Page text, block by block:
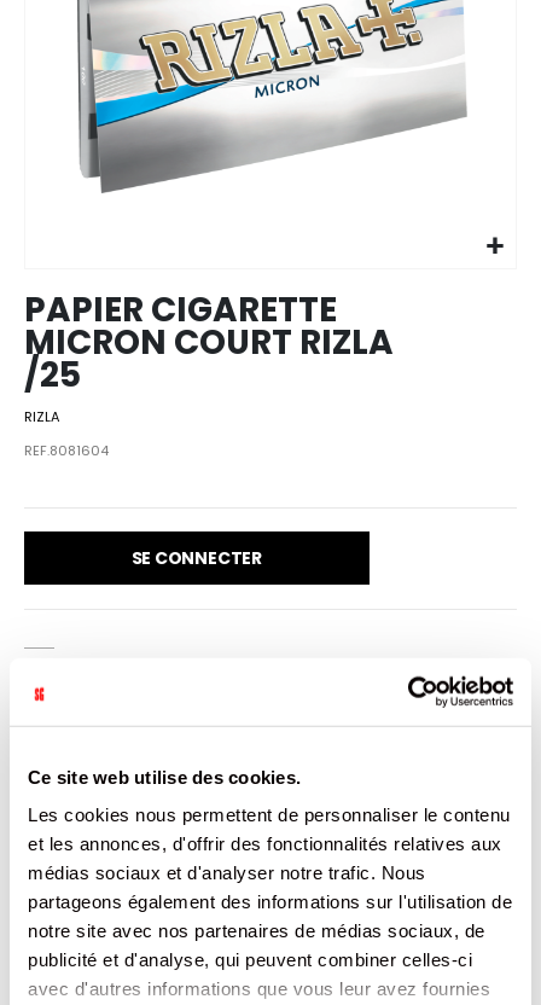
Ce site web utilise des cookies.
Les cookies nous permettent de personnaliser le contenu
et les annonces, d'offrir des fonctionnalités relatives aux
médias sociaux et d'analyser notre trafic. Nous
partageons également des informations sur l'utilisation de
notre site avec nos partenaires de médias sociaux, de
publicité et d'analyse, qui peuvent combiner celles-ci
avec d'autres informations que vous leur avez fournies
images
gallery
PAPIER CIGARETTE
MICRON COURT RIZLA
/25
RIZLA
REF.8081604
SE CONNECTER
INFORMATION
Rizla+ Micron Double 100 feuilles
CARACTÉRISTIQUES
DOCUMENTATION